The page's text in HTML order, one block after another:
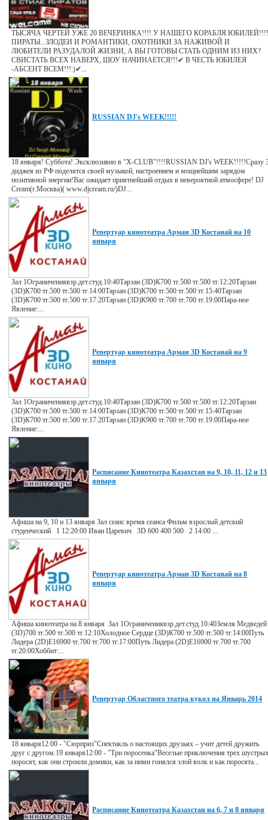
ТЫСЯЧА ЧЕРТЕЙ УЖЕ 20 ВЕЧЕРИНКА!!!! У НАШЕГО КОРАБЛЯ
ПИРАТЫ...ЗЛОДЕИ И РОМАНТИКИ, ОХОТНИКИ ЗА НАЖИВОЙ И
ЛЮБИТЕЛИ РАЗУДАЛОЙ ЖИЗНИ, А ВЫ ГОТОВЫ СТАТЬ ОДНИМ ИЗ НИХ?
СВИСТАТЬ ВСЕХ НАВЕРХ, ШОУ НАЧИНАЕТСЯ!!!✔ В ЧЕСТЬ ЮБИЛЕЯ
-АБСЕНТ ВСЕМ!!!:)✔...
RUSSIAN DJ's WEEK!!!!!
18 января! Суббота! Эксклюзивно в "X-CLUB"!!!!RUSSIAN DJ's WEEK!!!!!Сразу
диджея из РФ поделятся своей музыкой, настроением и мощнейшим зарядом
позитивной энергии!Вас ожидает приятнейший отдых в невероятной атмосфере! DJ
Cream(г.Москва)( www.djcream.ru/)DJ...
Репертуар кинотеатра Арман 3D Костанай на 10
января
Зал 1Ограничениявзр.дет.студ.10:40Тарзан (3D)К700 тг.500 тг.500 тг.12:20Тарзан
(3D)К700 тг.500 тг.500 тг.14:00Тарзан (3D)К700 тг.500 тг.500 тг.15:40Тарзан
(3D)К700 тг.500 тг.500 тг.17:20Тарзан (3D)К900 тг.700 тг.700 тг.19:00Пара-ное
Явление:...
Репертуар кинотеатра Арман 3D Костанай на 9
января
Зал 1Ограничениявзр.дет.студ.10:40Тарзан (3D)К700 тг.500 тг.500 тг.12:20Тарзан
(3D)К700 тг.500 тг.500 тг.14:00Тарзан (3D)К700 тг.500 тг.500 тг.15:40Тарзан
(3D)К700 тг.500 тг.500 тг.17:20Тарзан (3D)К900 тг.700 тг.700 тг.19:00Пара-ное
Явление:...
Расписание Кинотеатра Казахстан на 9, 10, 11, 12 и 13
января
Афиша на 9, 10 и 13 января Зал сеанс время сеанса Фильм взрослый детский
студенческий 1 12:20:00 Иван Царевич 3D 600 400 500 2 14:00 ...
Репертуар кинотеатра Арман 3D Костанай на 8
января
Афиша кинотеатра на 8 января Зал 1Ограничениявзр.дет.студ.10:40Земля Медведей
(3D)700 тг.500 тг.500 тг.12:10Холодное Сердце (3D)К700 тг.500 тг.500 тг.14:00Путь
Лидера (2D)E16900 тг.700 тг.700 тг.17:00Путь Лидера (2D)E16900 тг.700 тг.700
тг.20:00Хоббит:...
Репертуар Областного театра кукол на Январь 2014
18 января12:00 - "Сюрприз"Спектакль о настоящих друзьях – учит детей дружить
друг с другом.19 января12:00 - "Три поросенка"Веселые приключения трех
поросят, как они строили домики, как за ними гонялся злой волк и как поросята...
Расписание Кинотеатра Казахстан на 6, 7 и 8 января